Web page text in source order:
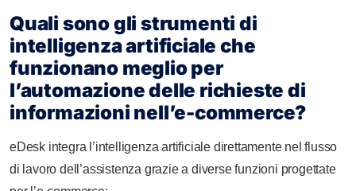
Quali sono gli strumenti di
intelligenza artificiale che
funzionano meglio per
l’automazione delle richieste di
informazioni nell’e-commerce?
eDesk integra l’intelligenza artificiale direttamente nel flusso
di lavoro dell’assistenza grazie a diverse funzioni progettate